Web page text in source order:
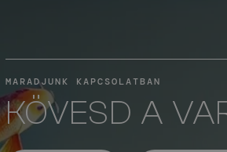
MARADJUNK KAPCSOLATBAN
KÖVESD A